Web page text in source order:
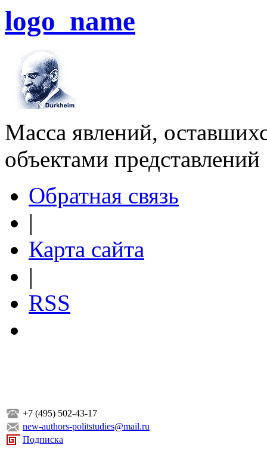
logo_name
Масса явлений,
объектами представлений
Обратная связь
|
Карта сайта
|
RSS
+7 (495) 502-43-17
new-authors-politstudies@mail.ru
Подписка